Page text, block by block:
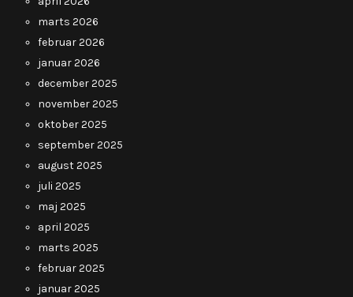
marts 2026
februar 2026
januar 2026
december 2025
november 2025
oktober 2025
september 2025
august 2025
juli 2025
maj 2025
april 2025
marts 2025
februar 2025
januar 2025